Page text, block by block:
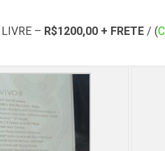
– R$1200,00 + FRETE / (